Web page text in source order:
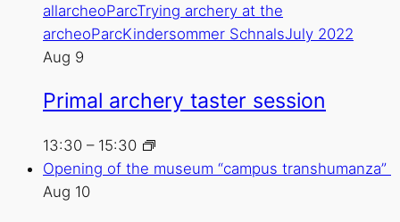
Aug 9
Primal archery taster session
13:30 – 15:30
Opening of the museum “campus transhumanza”
Aug 10